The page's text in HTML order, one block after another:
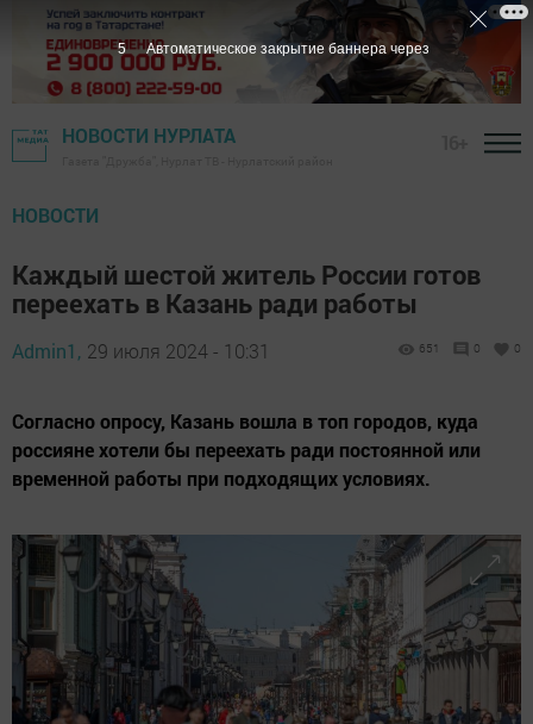
НОВОСТИ НУРЛАТА
НОВОСТИ
Каждый шестой житель России готов
переехать в Казань ради работы
Admin1, 29 июля 2024 - 10:31 651 0 0
Согласно опросу, Казань вошла в топ городов, куда
россияне хотели бы переехать ради постоянной или
временной работы при подходящих условиях.
3 Автоматическое закрытие баннера через